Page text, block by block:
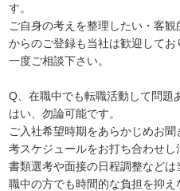
す。
ご自身の考えを整理したい・客
からのご登録も当社は歓迎して
一度ご相談下さい。
Q、在職中でも転職活動して問題
はい、勿論可能です。
ご入社希望時期をあらかじめお
考スケジュールをお打ち合わせし
書類選考や面接の日程調整など
職中の方でも時間的な負担を抑